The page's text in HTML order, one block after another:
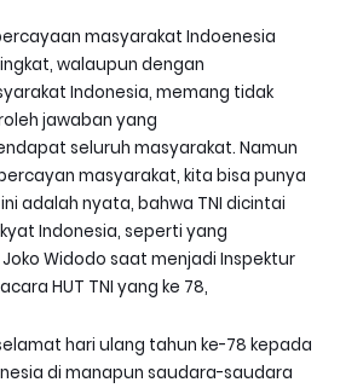
masyarakat Indoenesia
walaupun dengan
Indonesia, memang tidak
jawaban yang
seluruh masyarakat. Namun
masyarakat, kita bisa punya
adalah nyata, bahwa TNI dicintai
Indonesia, seperti yang
Widodo saat menjadi Inspektur
HUT TNI yang ke 78,
hari ulang tahun ke-78 kepada
di manapun saudara-saudara